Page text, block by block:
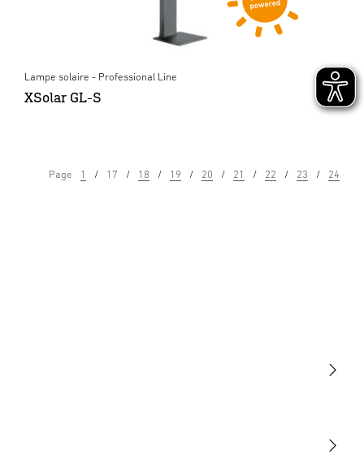
Lampe solaire - Professional Line
XSolar GL-S
Page 1 17 18 19 20 21 22 23 24